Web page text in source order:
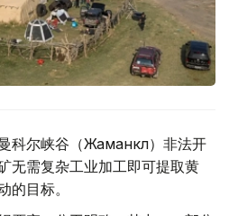
科尔峡谷（Жаманкөл）非法开
无需复杂工业加工即可提取黄
的目标。